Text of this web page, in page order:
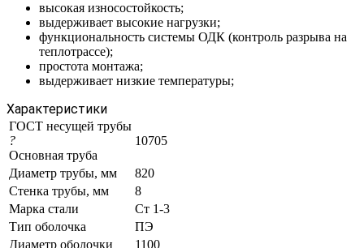
высокая износостойкость;
выдерживает высокие нагрузки;
функциональность системы ОДК (контроль разрыва на
теплотрассе);
простота монтажа;
выдерживает низкие температуры;
Характеристики
ГОСТ несущей трубы
?
Основная труба
10705
Диаметр трубы, мм
820
Стенка трубы, мм
8
Марка стали
Ст 1-3
Тип оболочка
ПЭ
Диаметр оболочки
1100